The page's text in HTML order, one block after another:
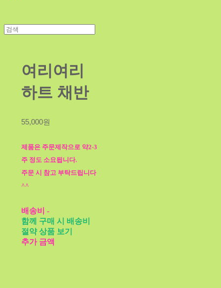
여리여리
하트 채반
55,000원
제품은 주문제작으로 약2-3
주 정도 소요됩니다.
주문 시 참고 부탁드립니다
^^
배송비 -
함께 구매 시 배송비
절약 상품 보기
추가 금액